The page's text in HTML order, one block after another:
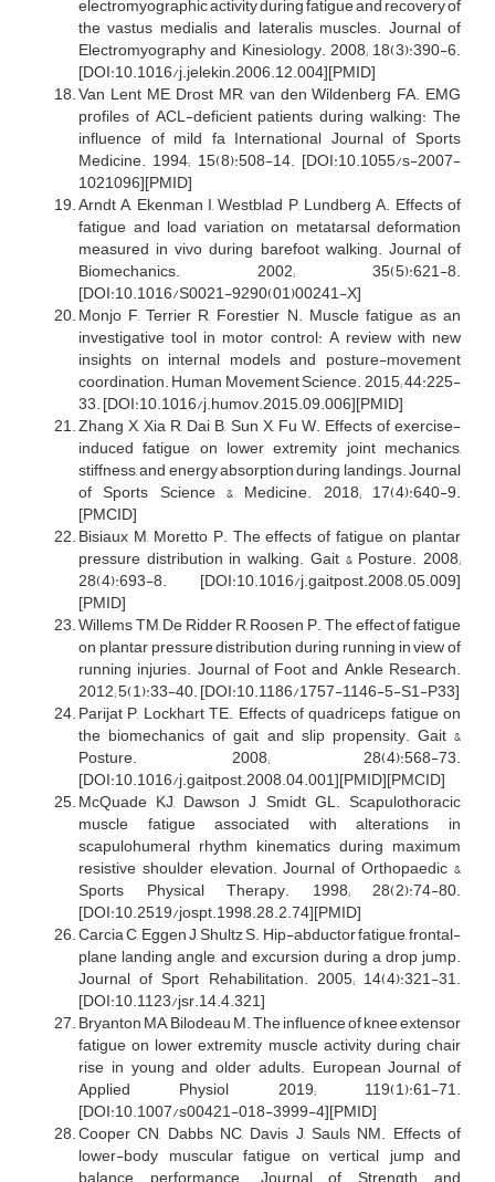
electromyographic activity during fatigue and recovery of
the vastus medialis and lateralis muscles. Journal of
Electromyography and Kinesiology. 2008; 18(3):390-6.
[DOI:10.1016/j.jelekin.2006.12.004][PMID]
Van Lent ME, Drost MR, van den Wildenberg FA. EMG
profiles of ACL-deficient patients during walking: The
influence of mild fa International Journal of Sports
Medicine. 1994; 15(8):508-14. [DOI:10.1055/s-2007-
1021096][PMID]
Arndt A, Ekenman I, Westblad P, Lundberg A. Effects of
fatigue and load variation on metatarsal deformation
measured in vivo during barefoot walking. Journal of
Biomechanics. 2002; 35(5):621-8.
[DOI:10.1016/S0021-9290(01)00241-X]
Monjo F, Terrier R, Forestier N. Muscle fatigue as an
investigative tool in motor control: A review with new
insights on internal models and posture-movement
coordination. Human Movement Science. 2015; 44:225-
33. [DOI:10.1016/j.humov.2015.09.006][PMID]
Zhang X, Xia R, Dai B, Sun X, Fu W. Effects of exercise-
induced fatigue on lower extremity joint mechanics,
stiffness, and energy absorption during landings. Journal
of Sports Science & Medicine. 2018; 17(4):640-9.
[PMCID]
Bisiaux M, Moretto P. The effects of fatigue on plantar
pressure distribution in walking. Gait & Posture. 2008;
28(4):693-8. [DOI:10.1016/j.gaitpost.2008.05.009]
[PMID]
Willems TM, De Ridder R, Roosen P. The effect of fatigue
on plantar pressure distribution during running in view of
running injuries. Journal of Foot and Ankle Research.
2012; 5(1):33-40. [DOI:10.1186/1757-1146-5-S1-P33]
Parijat P, Lockhart TE. Effects of quadriceps fatigue on
the biomechanics of gait and slip propensity. Gait &
Posture. 2008; 28(4):568-73.
[DOI:10.1016/j.gaitpost.2008.04.001][PMID][PMCID]
McQuade KJ, Dawson J, Smidt GL. Scapulothoracic
muscle fatigue associated with alterations in
scapulohumeral rhythm kinematics during maximum
resistive shoulder elevation. Journal of Orthopaedic &
Sports Physical Therapy. 1998; 28(2):74-80.
[DOI:10.2519/jospt.1998.28.2.74][PMID]
Carcia C, Eggen J, Shultz S. Hip-abductor fatigue, frontal-
plane landing angle, and excursion during a drop jump.
Journal of Sport Rehabilitation. 2005; 14(4):321-31.
[DOI:10.1123/jsr.14.4.321]
Bryanton MA, Bilodeau M. The influence of knee extensor
fatigue on lower extremity muscle activity during chair
rise in young and older adults. European Journal of
Applied Physiol 2019; 119(1):61-71.
[DOI:10.1007/s00421-018-3999-4][PMID]
Cooper CN, Dabbs NC, Davis J, Sauls NM. Effects of
lower-body muscular fatigue on vertical jump and